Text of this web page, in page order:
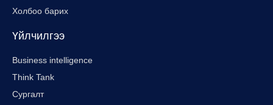
Холбоо барих
Үйлчилгээ
Business intelligence
Think Tank
Сургалт